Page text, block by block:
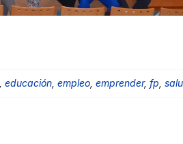
educación empleo emprender, fp